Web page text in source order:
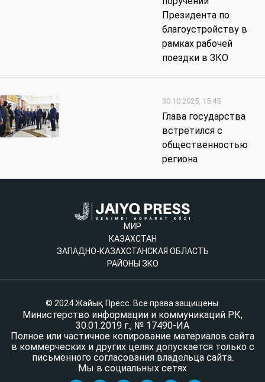
Президента по
благоустройству в
рамках рабочей
поездки в ЗКО
30.10.2025, 15:45
Глава государства
встретился с
общественностью
региона
МИР
КАЗАХСТАН
ЗАПАДНО-КАЗАХСТАНСКАЯ ОБЛАСТЬ
РАЙОНЫ ЗКО
© 2024 Жайық Пресс. Все права защищены.
Министерство информации и коммуникаций РК,
30.01.2019 г., № 17490-ИА
Полное или частичное копирование материалов сайта
в коммерческих и других целях допускается только с
письменного согласования владельца сайта.
Мы в социальных сетях